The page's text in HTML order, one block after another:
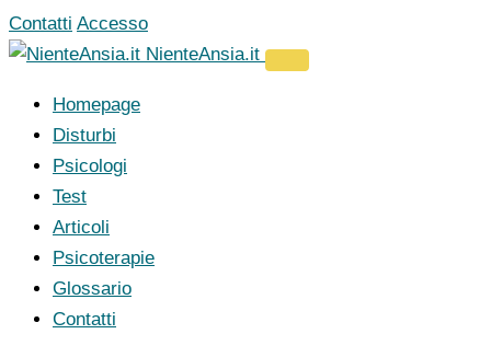
Vai
al
Contatti Accesso
NienteAnsia.it
Homepage
Disturbi
Psicologi
Test
Articoli
Psicoterapie
Glossario
Contatti